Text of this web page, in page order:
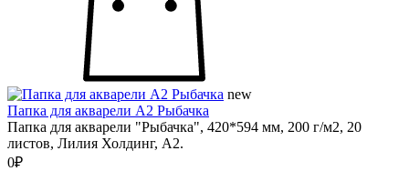
new
Папка для акварели А2 Рыбачка
Папка для акварели "Рыбачка", 420*594 мм, 200 г/м2, 20
листов, Лилия Холдинг, А2.
0₽